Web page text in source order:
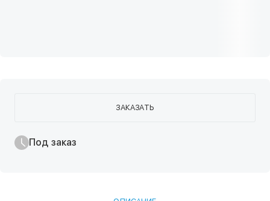
ЗАКАЗАТЬ
Под заказ